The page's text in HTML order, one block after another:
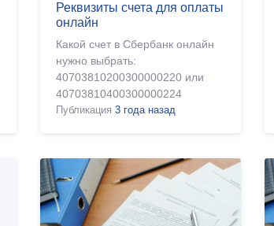
Реквизиты счета для оплаты
онлайн
Какой счет в Сбербанк онлайн
нужно выбрать:
40703810200300000220 или
40703810400300000224
Публикация 3 года назад